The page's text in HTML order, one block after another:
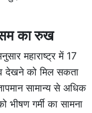
का रुख
महाराष्ट्र में 17
देखने को मिल सकता
सामान्य से अधिक
भीषण गर्मी का सामना